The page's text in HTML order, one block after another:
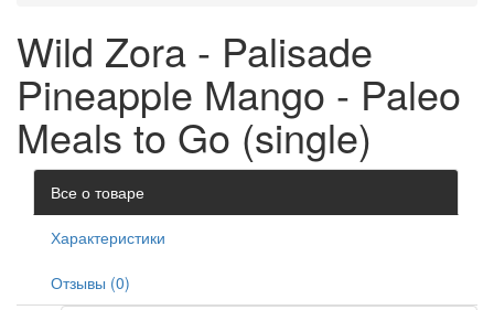
Wild Zora - Palisade
Pineapple Mango - Paleo
Meals to Go (single)
Все о товаре
Характеристики
Отзывы (0)